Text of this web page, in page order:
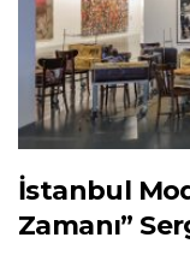
İstanbul
Zamanı”